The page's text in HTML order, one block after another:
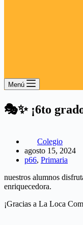
Menú
🎭✨ ¡6to
Colegio
agosto 15, 2024
p66, Primaria
nuestros alumnos
enriquecedora.
¡Gracias a La Loca